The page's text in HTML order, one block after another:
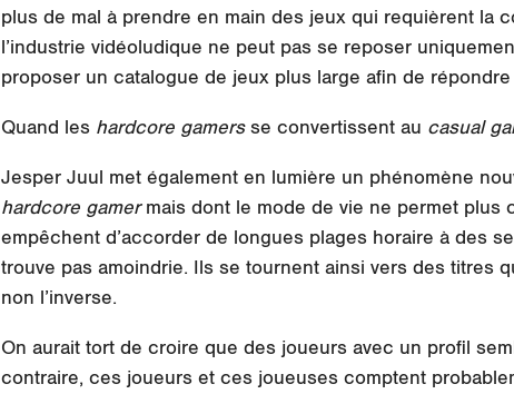
plus de mal à prendre en main des jeux qui requièrent la
l’industrie vidéoludique ne peut pas se reposer
proposer un catalogue de jeux plus large afin de
Quand les hardcore gamersse convertissent au casual
Jesper Juul met également en lumière un phénomène
hardcore gamermais dont le mode de vie ne permet plus
empêchent d’accorder de longues plages horaire à des
trouve pas amoindrie. Ils se tournent ainsi vers des titres
non l’inverse.
On aurait tort de croire que des joueurs avec un profil
contraire, ces joueurs et ces joueuses comptent